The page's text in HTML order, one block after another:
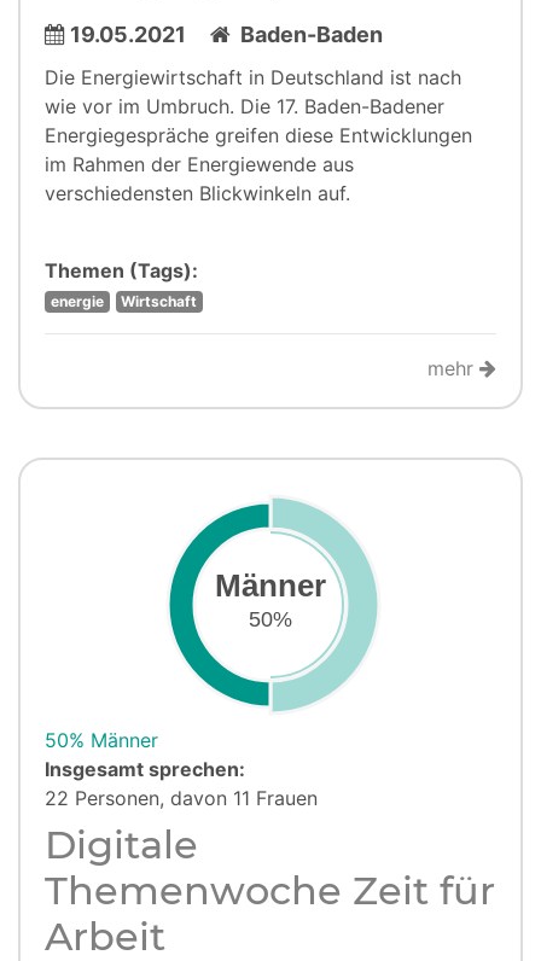
19.05.2021 Baden-Baden
Die Energiewirtschaft in Deutschland ist nach
wie vor im Umbruch. Die 17. Baden-Badener
Energiegespräche greifen diese Entwicklungen
im Rahmen der Energiewende aus
verschiedensten Blickwinkeln auf.
Themen (Tags):
energie Wirtschaft
mehr
Männer
50%
50% Männer
Insgesamt sprechen:
22 Personen, davon 11 Frauen
Digitale
Themenwoche Zeit für
Arbeit